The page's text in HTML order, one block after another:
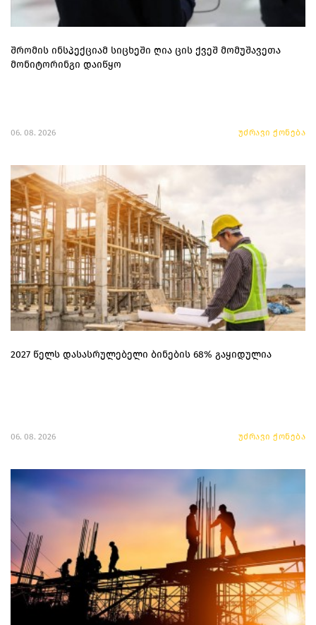
შრომის ინსპექციამ სიცხეში ღია ცის ქვეშ მომუშავეთა
მონიტორინგი დაიწყო
06. 08. 2026 უძრავი ქონება
2027 წელს დასასრულებელი ბინების 68% გაყიდულია
06. 08. 2026 უძრავი ქონება